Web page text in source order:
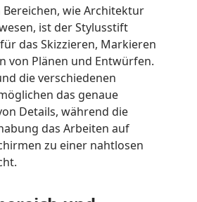
wie Architektur
ist der Stylusstift
das Skizzieren, Markieren
von Plänen und Entwürfen.
die verschiedenen
das genaue
Details, während die
das Arbeiten auf
zu einer nahtlosen